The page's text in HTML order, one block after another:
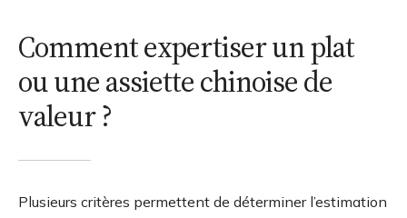
Comment expertiser un plat
ou une assiette chinoise de
valeur ?
Plusieurs critères permettent de déterminer l’estimation